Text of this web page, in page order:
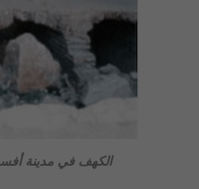
الكهف في مدينة